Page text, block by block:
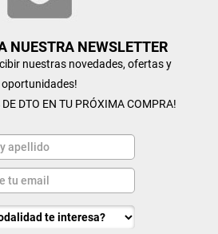
NUESTRA NEWSLETTER
nuestras novedades, ofertas y
oportunidades!
DE DTO EN TU PRÓXIMA COMPRA!